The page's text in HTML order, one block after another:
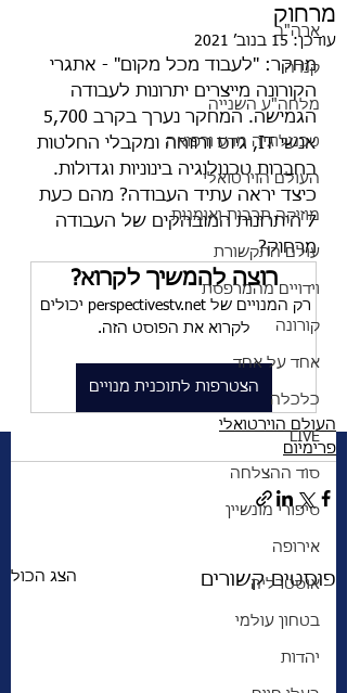
ארה"ב
קנדה
מלחה"ע השנייה
טכנולוגיה מדע ורפואה
העולם הוירטואלי
מוזיקה תרבות ואומנות
עולם התקשורת
וידויים מהמרפסת
קורונה
אחד על אחד
כלכלה
LIVE
סוד ההצלחה
סיפורי מונשיין
אירופה
אוסטרליה
בטחון עולמי
יהדות
מרחוק
עודכן: 15 בנוב׳ 2021
מחקר: "לעבוד מכל מקום" - אתגרי
הקורונה מייצרים יתרונות לעבודה
אנשי IT, גיוס ורווחה ומקבלי החלטות
בחברות טכנולוגיה בינוניות וגדולות.
כיצד יראה עתיד העבודה? מהם כעת
7 היתרונות המובהקים של העבודה
מרחוק?
רוצה להמשיך לקרוא?
רק המנויים של perspectivestv.net יכולים
לקרוא את הפוסט הזה.
הצטרפות לתוכנית מנויים
העולם הוירטואלי
פרימיום
פוסטים קשורים הצג הכול